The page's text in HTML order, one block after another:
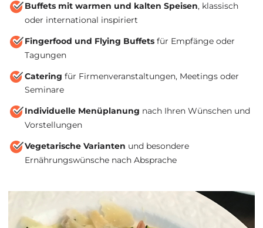
Buffets mit warmen und kalten Speisen, klassisch
oder international inspiriert
Fingerfood und Flying Buffets für Empfänge oder
Tagungen
Catering für Firmenveranstaltungen, Meetings oder
Seminare
Individuelle Menüplanung nach Ihren Wünschen und
Vorstellungen
Vegetarische Varianten und besondere
Ernährungswünsche nach Absprache